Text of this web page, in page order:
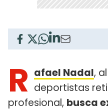
R afael Nadal,
deportistas
profesional, busca